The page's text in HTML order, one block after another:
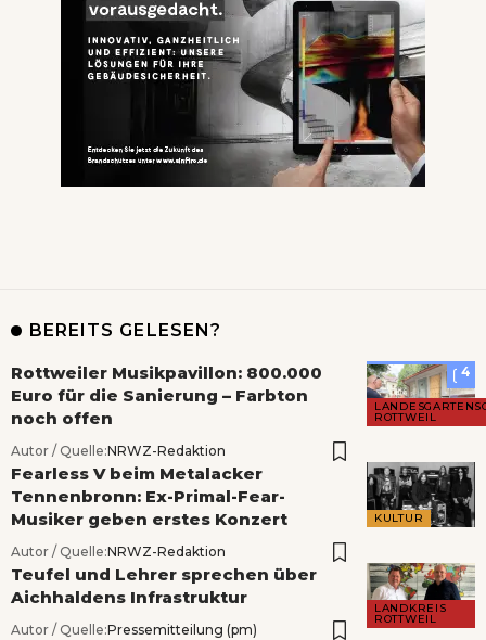
BEREITS GELESEN?
4
ROTTWEIL
Rottweiler Musikpavillon: 800.000
Euro für die Sanierung – Farbton
noch offen
Autor / Quelle:NRWZ-Redaktion
KULTUR
Fearless V beim Metalacker
Tennenbronn: Ex-Primal-Fear-
Musiker geben erstes Konzert
Autor / Quelle:NRWZ-Redaktion
LANDKREIS
ROTTWEIL
Teufel und Lehrer sprechen über
Aichhaldens Infrastruktur
Autor / Quelle:Pressemitteilung (pm)